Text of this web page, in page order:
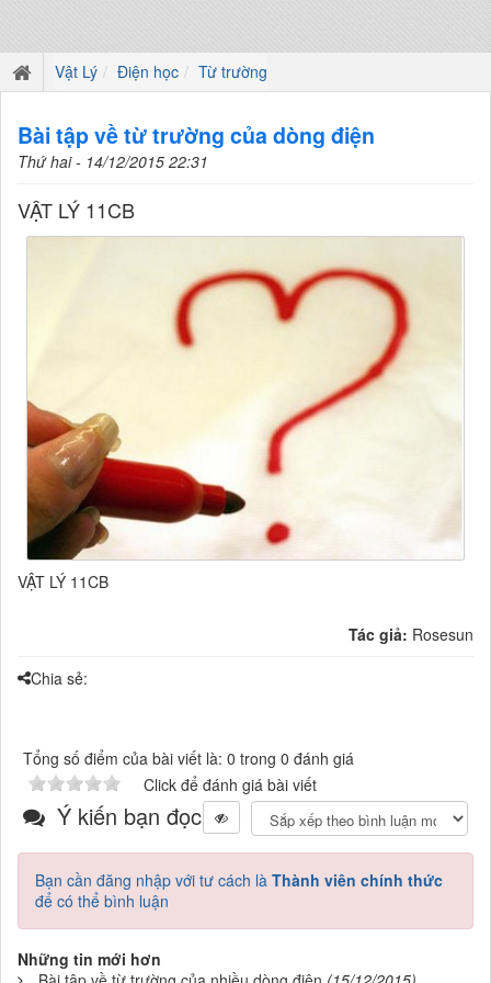
Vật Lý Điện học Từ trường
Bài tập về từ trường của dòng điện
Thứ hai - 14/12/2015 22:31
VẬT LÝ 11CB
VẬT LÝ 11CB
Tác giả: Rosesun
Chia sẻ:
Tổng số điểm của bài viết là: 0 trong 0 đánh giá
Click để đánh giá bài viết
Ý kiến bạn đọc
Bạn cần đăng nhập với tư cách là Thành viên chính thức
để có thể bình luận
Những tin mới hơn